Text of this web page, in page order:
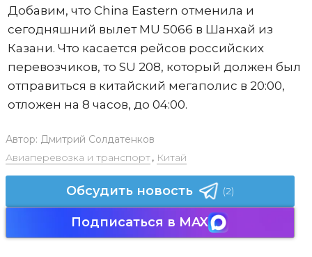
Добавим, что China Eastern отменила и
сегодняшний вылет MU 5066 в Шанхай из
Казани. Что касается рейсов российских
перевозчиков, то SU 208, который должен был
отправиться в китайский мегаполис в 20:00,
отложен на 8 часов, до 04:00.
Автор: Дмитрий Солдатенков
Авиаперевозка и транспорт, Китай
Обсудить новость (2)
Подписаться в MAX